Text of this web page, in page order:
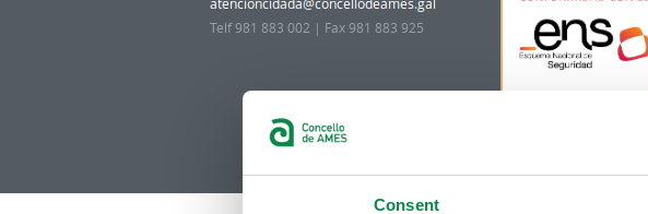
Consent
Telf 981 883 002 | Fax 981 883 925